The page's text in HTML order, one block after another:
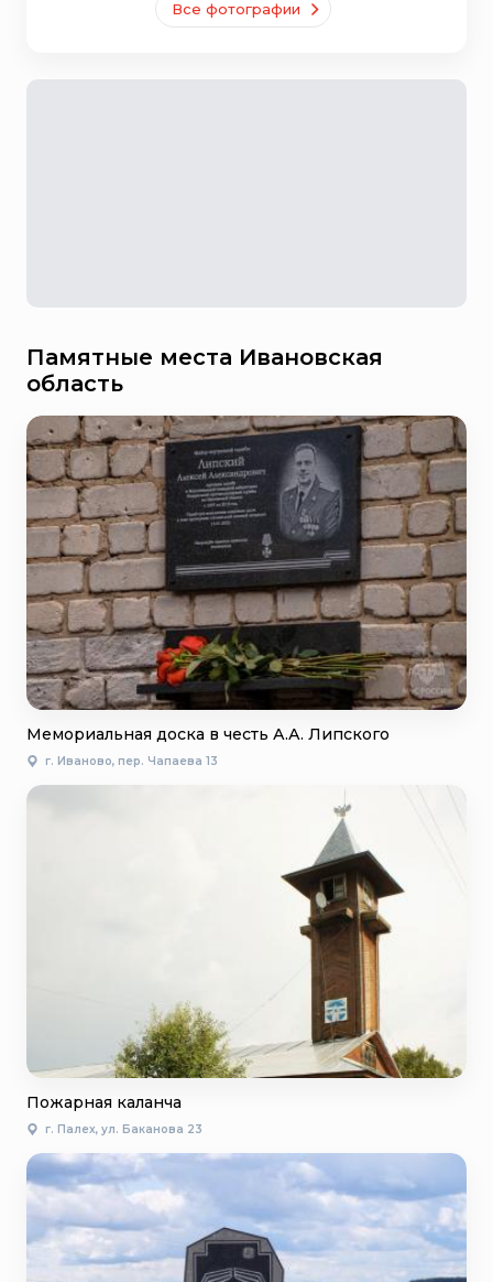
Все фотографии
Памятные места Ивановская
область
Мемориальная доска в честь А.А. Липского
г. Иваново, пер. Чапаева 13
Пожарная каланча
г. Палех, ул. Баканова 23